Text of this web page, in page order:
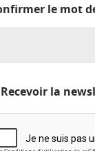
le mot
Recevoir la